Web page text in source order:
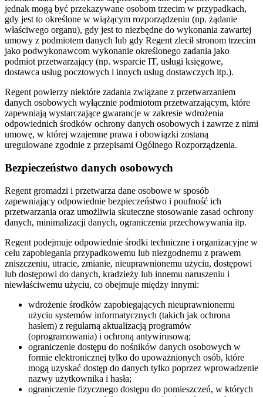
jednak mogą być przekazywane osobom trzecim w przypadkach,
gdy jest to określone w wiążącym rozporządzeniu (np. żądanie
właściwego organu), gdy jest to niezbędne do wykonania zawartej
umowy z podmiotem danych lub gdy Regent zlecił stronom trzecim
jako podwykonawcom wykonanie określonego zadania jako
podmiot przetwarzający (np. wsparcie IT, usługi księgowe,
dostawca usług pocztowych i innych usług dostawczych itp.).
Regent powierzy niektóre zadania związane z przetwarzaniem
danych osobowych wyłącznie podmiotom przetwarzającym, które
zapewniają wystarczające gwarancje w zakresie wdrożenia
odpowiednich środków ochrony danych osobowych i zawrze z nimi
umowę, w której wzajemne prawa i obowiązki zostaną
uregulowane zgodnie z przepisami Ogólnego Rozporządzenia.
Bezpieczeństwo danych osobowych
Regent gromadzi i przetwarza dane osobowe w sposób
zapewniający odpowiednie bezpieczeństwo i poufność ich
przetwarzania oraz umożliwia skuteczne stosowanie zasad ochrony
danych, minimalizacji danych, ograniczenia przechowywania itp.
Regent podejmuje odpowiednie środki techniczne i organizacyjne w
celu zapobiegania przypadkowemu lub niezgodnemu z prawem
zniszczeniu, utracie, zmianie, nieuprawnionemu użyciu, dostępowi
lub dostępowi do danych, kradzieży lub innemu naruszeniu i
niewłaściwemu użyciu, co obejmuje między innymi:
wdrożenie środków zapobiegających nieuprawnionemu
użyciu systemów informatycznych (takich jak ochrona
hasłem) z regularną aktualizacją programów
(oprogramowania) i ochroną antywirusową;
ograniczenie dostępu do nośników danych osobowych w
formie elektronicznej tylko do upoważnionych osób, które
mogą uzyskać dostęp do danych tylko poprzez wprowadzenie
nazwy użytkownika i hasła;
ograniczenie fizycznego dostępu do pomieszczeń, w których